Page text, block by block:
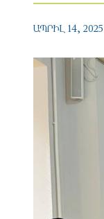
ԱՊՐԻԼ 14, 2025